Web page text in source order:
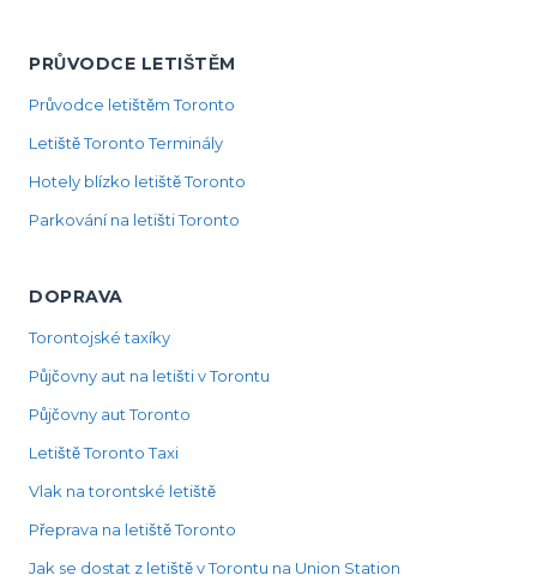
PRŮVODCE LETIŠTĚM
Průvodce letištěm Toronto
Letiště Toronto Terminály
Hotely blízko letiště Toronto
Parkování na letišti Toronto
DOPRAVA
Torontojské taxíky
Půjčovny aut na letišti v Torontu
Půjčovny aut Toronto
Letiště Toronto Taxi
Vlak na torontské letiště
Přeprava na letiště Toronto
Jak se dostat z letiště v Torontu na Union Station